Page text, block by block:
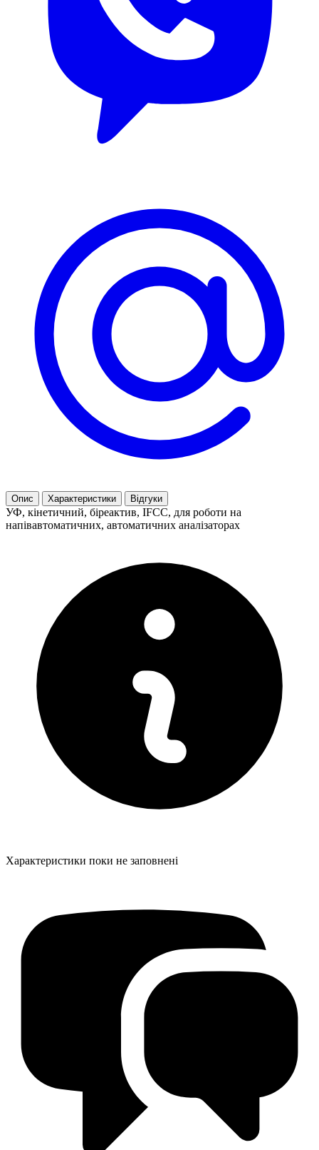
Опис Характеристики Відгуки
УФ, кінетичний, біреактив, IFCC, для роботи на
напівавтоматичних, автоматичних аналізаторах
Характеристики поки не заповнені